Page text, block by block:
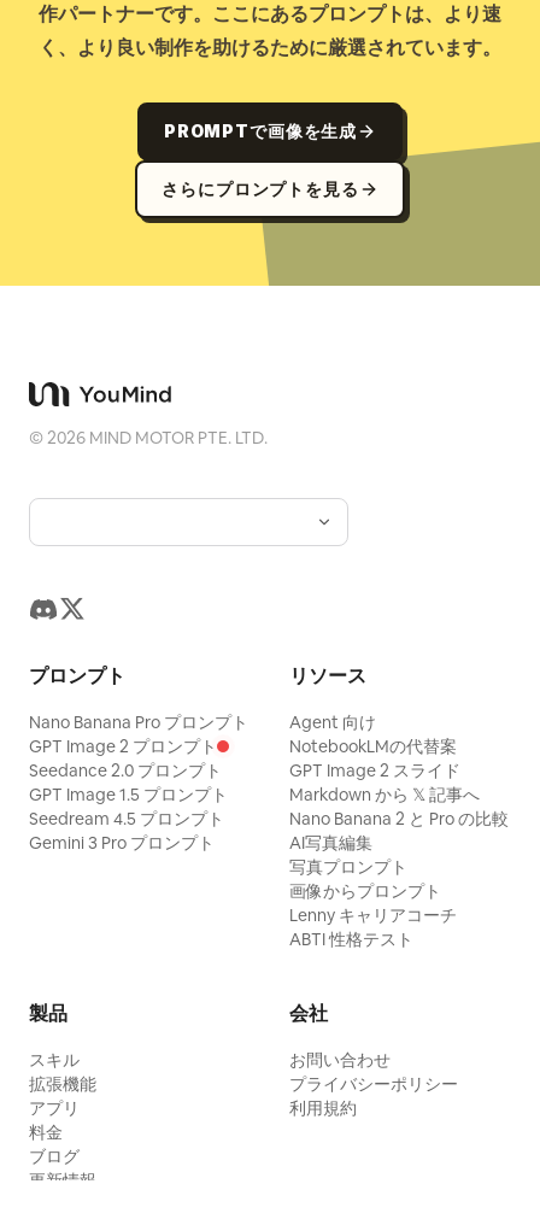
作パートナーです。ここにあるプロンプトは、より速
く、より良い制作を助けるために厳選されています。
PROMPTで画像を生成
さらにプロンプトを見る
©2026 MIND MOTOR PTE. LTD.
プロンプト
Nano Banana Pro プロンプト
GPT Image 2 プロンプト
Seedance 2.0 プロンプト
GPT Image 1.5 プロンプト
Seedream 4.5 プロンプト
Gemini 3 Pro プロンプト
リソース
Agent 向け
NotebookLMの代替案
GPT Image 2 スライド
Markdown から 𝕏 記事へ
Nano Banana 2 と Pro の比較
AI写真編集
写真プロンプト
画像からプロンプト
Lenny キャリアコーチ
ABTI 性格テスト
製品
スキル
拡張機能
アプリ
料金
ブログ
更新情報
会社
お問い合わせ
プライバシーポリシー
利用規約